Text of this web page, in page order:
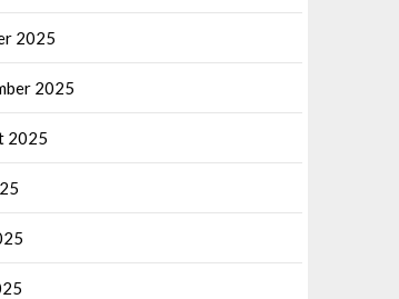
2025
2025
2025